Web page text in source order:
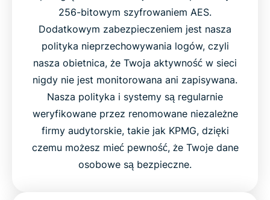
256-bitowym szyfrowaniem AES.
Dodatkowym zabezpieczeniem jest nasza
polityka nieprzechowywania logów, czyli
nasza obietnica, że Twoja aktywność w sieci
nigdy nie jest monitorowana ani zapisywana.
Nasza polityka i systemy są regularnie
weryfikowane przez renomowane niezależne
firmy audytorskie, takie jak KPMG, dzięki
czemu możesz mieć pewność, że Twoje dane
osobowe są bezpieczne.